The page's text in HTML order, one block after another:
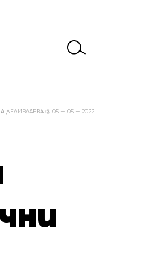
ДЕЛИВЛАЕВА @ 05 — 05 — 2022